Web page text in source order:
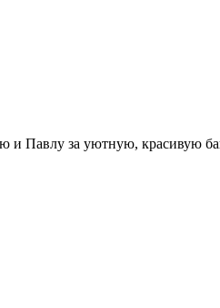
и Павлу за уютную, красивую